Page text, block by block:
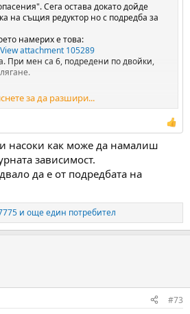
Сега остава докато дойде
на същия редуктор но с подредба за
намерих е това:
View attachment 105289
При мен са 6, подредени по двойки,
трябвало като се завъртят по
да заработи в ниските
него гледах, както и повечето качени
тук има писано...
за да разшири...
насоки как може да намалиш
зависимост.
да е от подредбата на
и още един потребител
#73